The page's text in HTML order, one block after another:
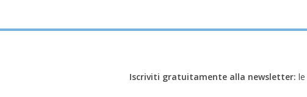
Iscriviti gratuitamente alla newsletter: